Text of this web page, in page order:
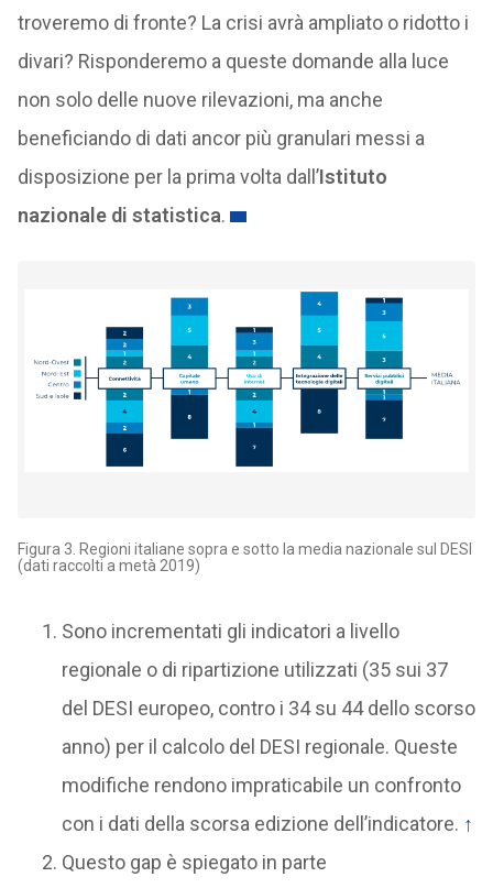
troveremo di fronte? La crisi avrà ampliato o ridotto i
divari? Risponderemo a queste domande alla luce
non solo delle nuove rilevazioni, ma anche
beneficiando di dati ancor più granulari messi a
disposizione per la prima volta dall’Istituto
nazionale di statistica.
Figura 3. Regioni italiane sopra e sotto la media nazionale sul DESI
(dati raccolti a metà 2019)
Sono incrementati gli indicatori a livello
regionale o di ripartizione utilizzati (35 sui 37
del DESI europeo, contro i 34 su 44 dello scorso
anno) per il calcolo del DESI regionale. Queste
modifiche rendono impraticabile un confronto
con i dati della scorsa edizione dell’indicatore. ↑
Questo gap è spiegato in parte